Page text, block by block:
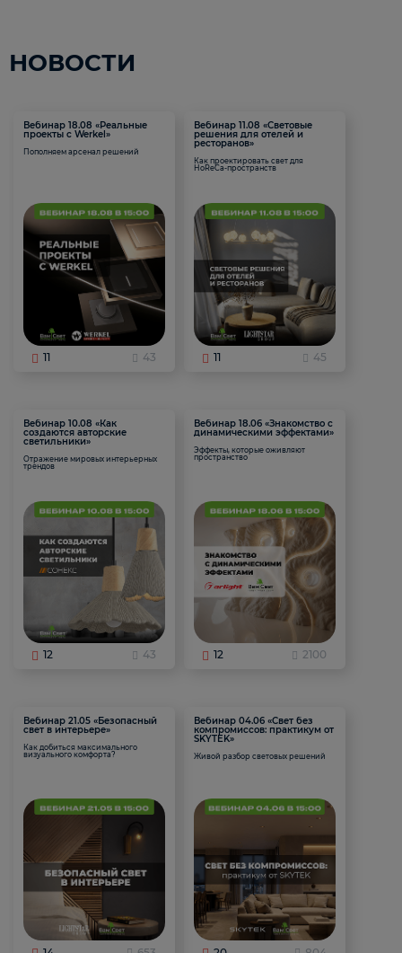
НОВОСТИ
Вебинар 18.08 «Реальные
проекты с Werkel»
Пополняем арсенал решений
11 43
Вебинар 11.08 «Световые
решения для отелей и
ресторанов»
Как проектировать свет для
HoReCa-пространств
11 45
Вебинар 10.08 «Как
создаются авторские
светильники»
Отражение мировых интерьерных
трендов
12 43
Вебинар 18.06 «Знакомство с
динамическими эффектами»
Эффекты, которые оживляют
пространство
12 2100
Вебинар 21.05 «Безопасный
свет в интерьере»
Как добиться максимального
визуального комфорта?
Вебинар 04.06 «Свет без
компромиссов: практикум от
SKYTEK»
Живой разбор световых решений